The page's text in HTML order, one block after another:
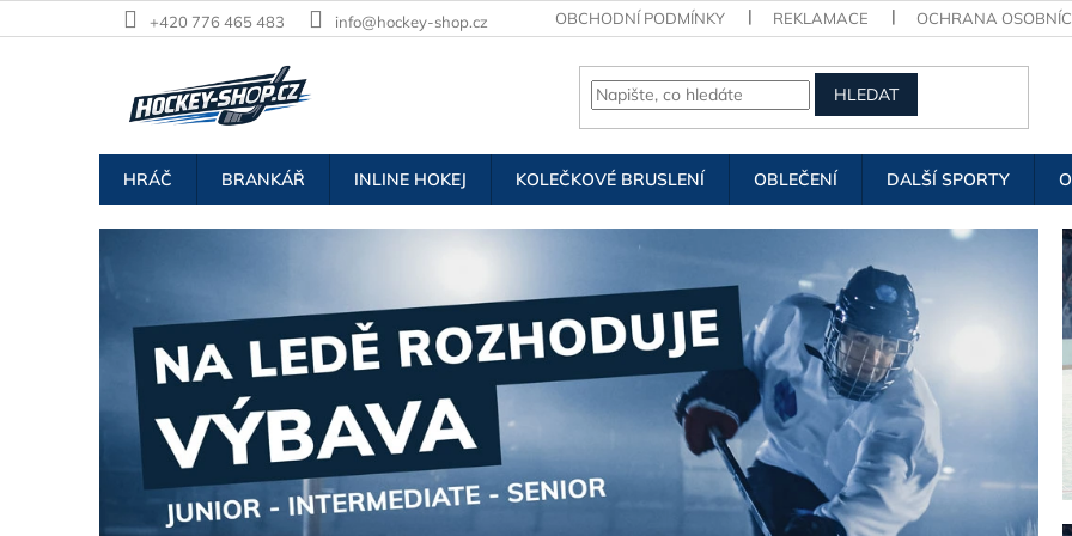
na
+420 776 465 483 info@hockey-shop.cz OBCHODNÍ PODMÍNKY REKLAMACE OCHRANA
HLEDAT
HRÁČ BRANKÁŘ INLINE HOKEJ KOLEČKOVÉ BRUSLENÍ OBLEČENÍ DALŠÍ SPORTY